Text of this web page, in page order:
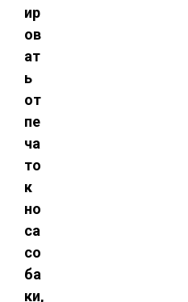
ир
ов
ат
ь
от
пе
ча
то
к
но
са
со
ба
ки,